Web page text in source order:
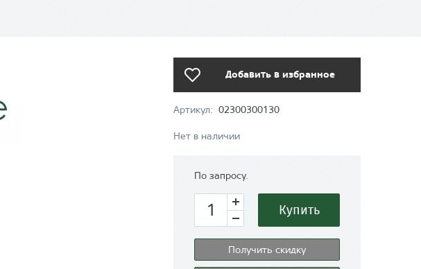
Добавить в избранное
Артикул: 02300300130
Нет в наличии
По запросу.
Купить
Получить скидку